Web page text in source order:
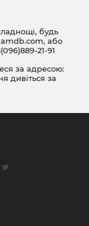
будь
, або
21-91
за адресою:
дивіться за